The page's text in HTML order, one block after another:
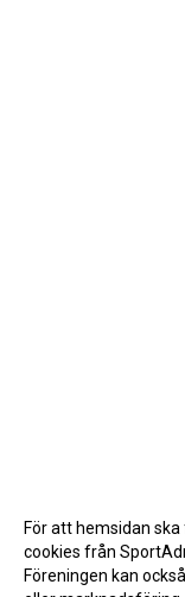
För att hemsidan
cookies från
Föreningen kan